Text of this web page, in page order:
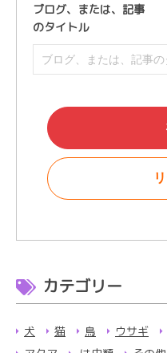
ブログ、または、 記事
のタイトル
カテゴリー
犬 猫 鳥 ウサギ